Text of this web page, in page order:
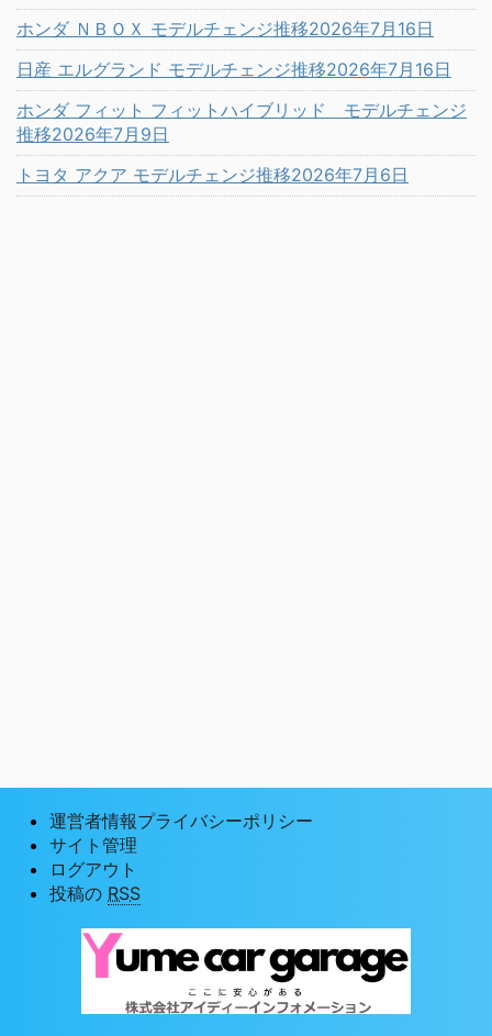
ホンダ ＮＢＯＸ モデルチェンジ推移2026年7月16日
日産 エルグランド モデルチェンジ推移2026年7月16日
ホンダ フィット フィットハイブリッド モデルチェンジ
推移2026年7月9日
トヨタ アクア モデルチェンジ推移2026年7月6日
運営者情報プライバシーポリシー
サイト管理
ログアウト
投稿の RSS